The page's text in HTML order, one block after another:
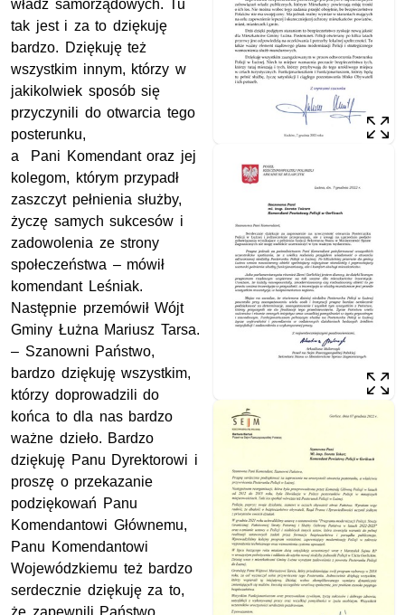
władz samorządowych. Tu
tak jest i za to dziękuję
bardzo. Dziękuję też
wszystkim innym, którzy w
jakikolwiek sposób się
przyczynili do otwarcia tego
posterunku,
a Pani Komendant oraz jej
kolegom, którym przypadł
zaszczyt pełnienia służby,
życzę samych sukcesów i
zadowolenia ze strony
społeczeństwa – mówił
komendant Leśniak.
Następnie przemówił Wójt
Gminy Łużna Mariusz Tarsa.
– Szanowni Państwo,
bardzo dziękuję wszystkim,
którzy doprowadzili do
końca to dla nas bardzo
ważne dzieło. Bardzo
dziękuję Panu Dyrektorowi i
proszę o przekazanie
podziękowań Panu
Komendantowi Głównemu,
Panu Komendantowi
Wojewódzkiemu też bardzo
serdecznie dziękuję za to,
że zapewnili Państwo